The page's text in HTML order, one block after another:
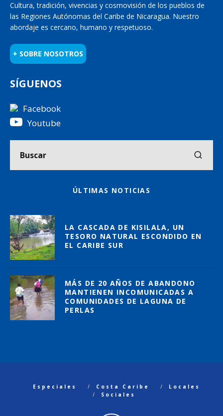
Cultura, tradición, vivencias y cosmovisión de los pueblos de
las Regiones Autónomas del Caribe de Nicaragua. Nuestro
abordaje es cercano, humano y respetuoso.
+ SOBRE NOSOTROS
SÍGUENOS
Facebook
Youtube
ÚLTIMAS NOTICIAS
LA CASCADA DE KISILALA, UN
TESORO NATURAL ESCONDIDO EN
EL CARIBE SUR
MÁS DE 20 AÑOS DE ABANDONO
MANTIENEN INCOMUNICADAS A
COMUNIDADES DE LAGUNA DE
PERLAS
Especiales Costa Caribe
Locales
Sociales